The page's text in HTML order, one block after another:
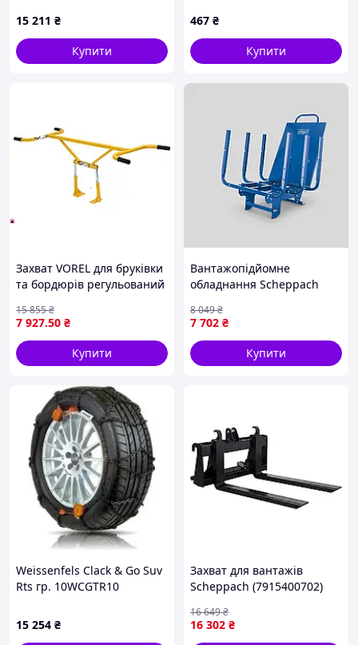
15 211 ₴
Купити
467 ₴
Купити
Захват VOREL для бруківки
та бордюрів регульований
благоустрою територій
7 927.50 ₴
15 855₴
Купити
Вантажопідйомне
обладнання Scheppach
7 702 ₴
8 049₴
Купити
Weissenfels Clack & Go Suv
Rts гр. 10WCGTR10
15 254 ₴
Захват для вантажів
Scheppach (7915400702)
навантажувача
16 302 ₴
16 649₴